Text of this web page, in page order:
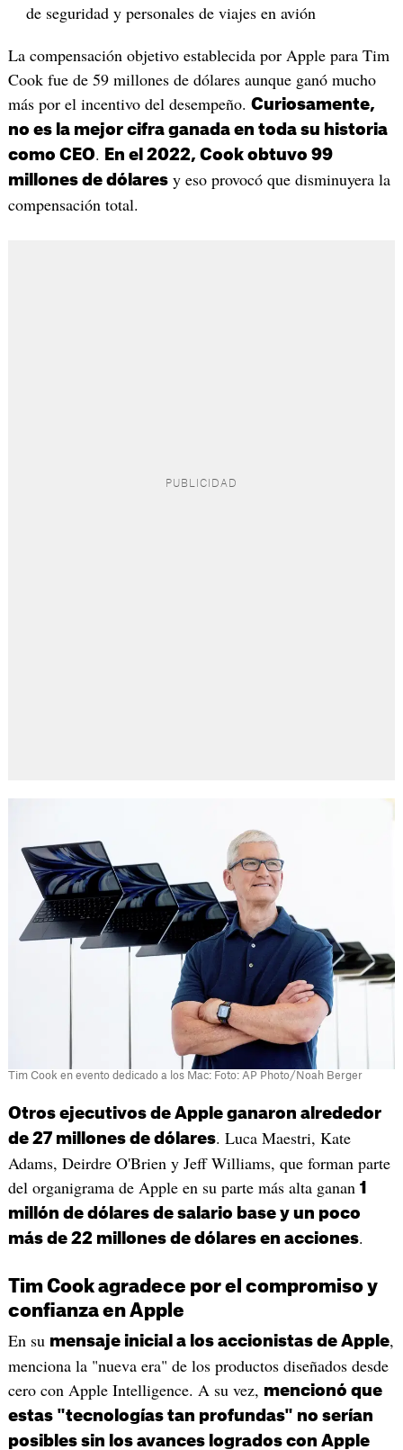
de seguridad y personales de viajes en avión
La compensación objetivo establecida por Apple para Tim
Cook fue de 59 millones de dólares aunque ganó mucho
más por el incentivo del desempeño. Curiosamente,
no es la mejor cifra ganada en toda su historia
como CEO.
En el 2022, Cook obtuvo 99
millones de dólaresy eso provocó que disminuyera la
compensación total.
Tim Cook en evento dedicado a los Mac: Foto: AP Photo/Noah Berger
Otros ejecutivos de Apple ganaron alrededor
de 27 millones de dólares. Luca Maestri, Kate
Adams, Deirdre O'Brien y Jeff Williams, que forman parte
del organigrama de Apple en su parte más alta ganan 1
millón de dólares de salario base y un poco
más de 22 millones de dólares en acciones.
Tim Cook agradece por el compromiso y
confianza en Apple
En su mensaje inicial a los accionistas de Apple,
menciona la "nueva era" de los productos diseñados desde
cero con Apple Intelligence. A su vez, mencionó que
estas "tecnologías tan profundas" no serían
posibles sin los avances logrados con Apple